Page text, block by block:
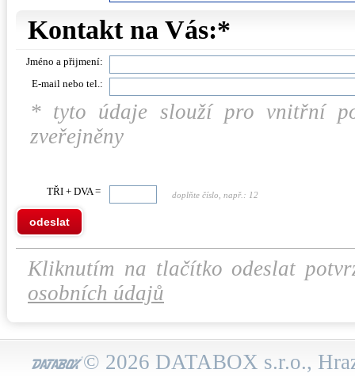
Kontakt na Vás:*
Jméno a přijmení:
E-mail nebo tel.:
* tyto údaje slouží pro vnitřní
zveřejněny
TŘI + DVA = doplňte číslo, např.: 12
odeslat
Kliknutím na tlačítko odeslat
osobních údajů
© 2026 DATABOX s.r.o.,